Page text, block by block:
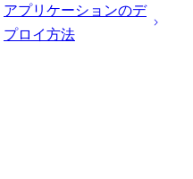
アプリケーションのデ
プロイ方法